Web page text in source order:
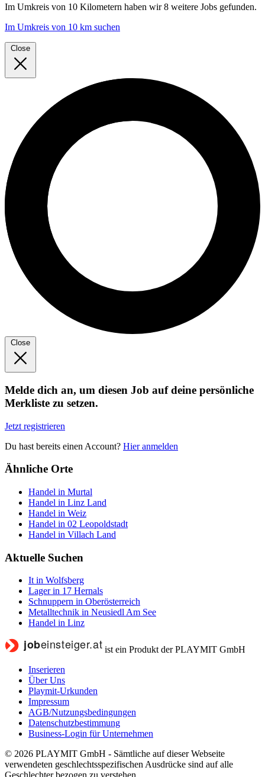
Im Umkreis von 10 Kilometern haben wir8 weitere Jobs gefunden.
Im Umkreis von 10 km suchen
Close
Close
Melde dich an, um diesen Job auf deine persönliche
Merkliste zu setzen.
Jetzt registrieren
Du hast bereits einen Account? Hier anmelden
Ähnliche Orte
Handel in Murtal
Handel in Linz Land
Handel in Weiz
Handel in 02 Leopoldstadt
Handel in Villach Land
Aktuelle Suchen
It in Wolfsberg
Lager in 17 Hernals
Schnuppern in Oberösterreich
Metalltechnik in Neusiedl Am See
Handel in Linz
ist ein Produkt der PLAYMIT GmbH
Inserieren
Über Uns
Playmit-Urkunden
Impressum
AGB/Nutzungsbedingungen
Datenschutzbestimmung
Business-Login für Unternehmen
© 2026 PLAYMIT GmbH - Sämtliche auf dieser Webseite
verwendeten geschlechtsspezifischen Ausdrücke sind auf alle